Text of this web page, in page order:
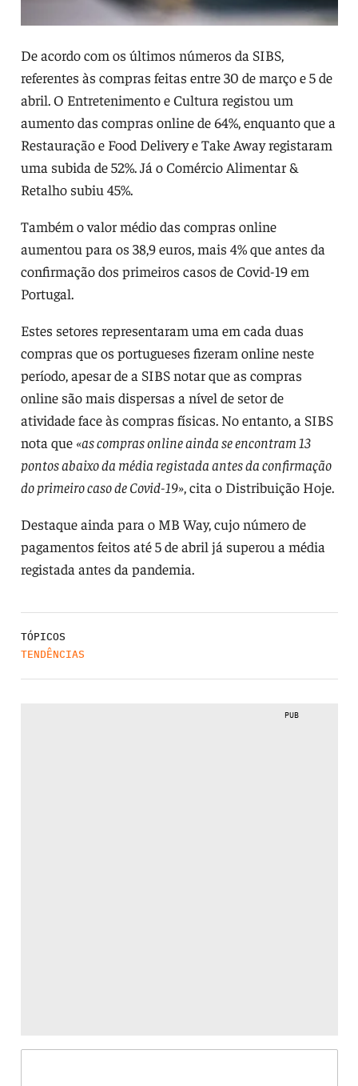
De acordo com os últimos números da SIBS,
referentes às compras feitas entre 30 de março e 5 de
abril. O Entretenimento e Cultura registou um
aumento das compras online de 64%, enquanto que a
Restauração e Food Delivery e Take Away registaram
uma subida de 52%. Já o Comércio Alimentar &
Retalho subiu 45%.
Também o valor médio das compras online
aumentou para os 38,9 euros, mais 4% que antes da
confirmação dos primeiros casos de Covid-19 em
Portugal.
Estes setores representaram uma em cada duas
compras que os portugueses fizeram online neste
período, apesar de a SIBS notar que as compras
online são mais dispersas a nível de setor de
atividade face às compras físicas. No entanto, a SIBS
nota que «as compras online ainda se encontram 13
pontos abaixo da média registada antes da confirmação
do primeiro caso de Covid-19», cita o Distribuição Hoje.
Destaque ainda para o MB Way, cujo número de
pagamentos feitos até 5 de abril já superou a média
registada antes da pandemia.
TÓPICOS
TENDÊNCIAS
PUB